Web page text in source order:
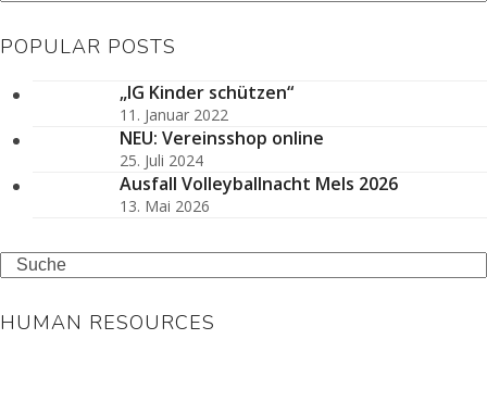
POPULAR POSTS
„IG Kinder schützen“
11. Januar 2022
NEU: Vereinsshop online
25. Juli 2024
Ausfall Volleyballnacht Mels 2026
13. Mai 2026
Search
HUMAN RESOURCES